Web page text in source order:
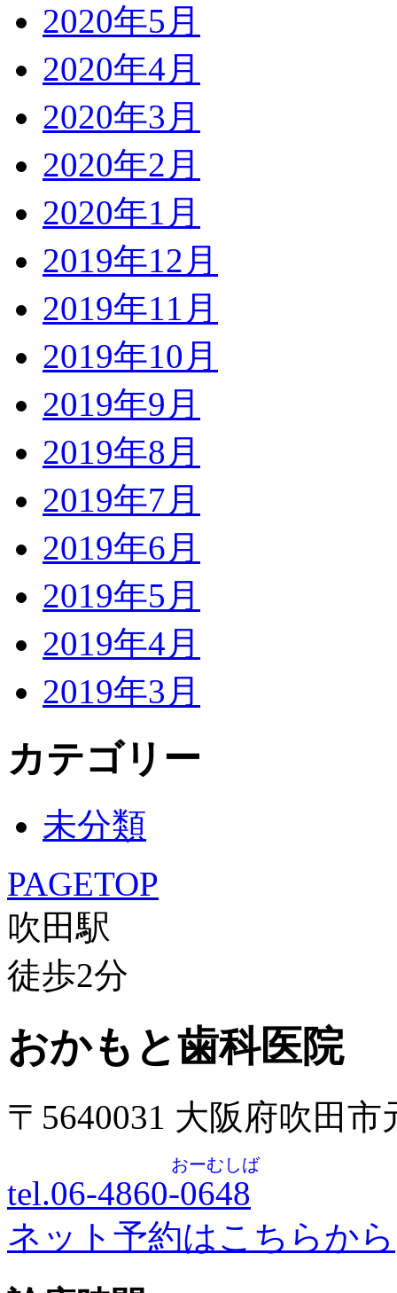
2020年5月
2020年4月
2020年3月
2020年2月
2020年1月
2019年12月
2019年11月
2019年10月
2019年9月
2019年8月
2019年7月
2019年6月
2019年5月
2019年4月
2019年3月
カテゴリー
未分類
PAGETOP
吹田駅
徒歩2分
おかもと歯科医院
〒5640031 大阪府吹田
tel.06-4860-0648
おーむしば
ネット予約はこちらから